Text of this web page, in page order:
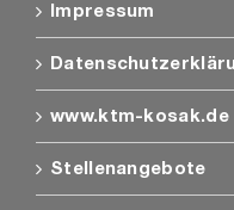
Impressum
www.ktm-kosak.de
Stellenangebote